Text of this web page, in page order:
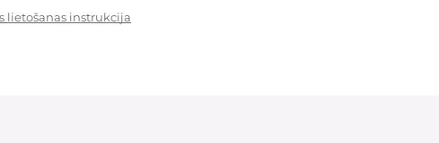
lietošanas instrukcija